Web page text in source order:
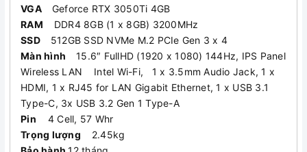
VGA
Geforce RTX 3050Ti 4GB
RAM
DDR4 8GB (1 x 8GB) 3200MHz
SSD
512GB SSD NVMe M.2 PCIe Gen 3 x 4
Màn hình
15.6″ FullHD (1920 x 1080) 144Hz, IPS Panel
Wireless LAN Intel Wi-Fi, 1 x 3.5mm Audio Jack, 1 x
HDMI, 1 x RJ45 for LAN Gigabit Ethernet, 1 x USB 3.1
Type-C, 3x USB 3.2 Gen 1 Type-A
Pin 4 Cell, 57 Whr
Trọng lượng
2.45kg